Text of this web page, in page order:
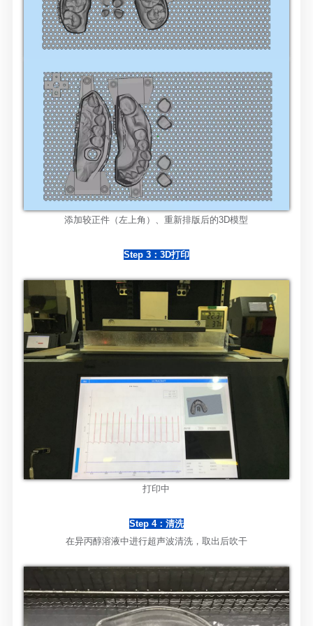
添加较正件（左上角）、重新排版后的3D模型
Step 3：3D打印
打印中
Step 4：清洗
在异丙醇溶液中进行超声波清洗，取出后吹干